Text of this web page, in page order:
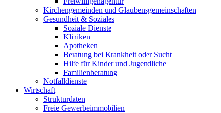
Kirchengemeinden und Glaubensgemeinschaften
Gesundheit & Soziales
Soziale Dienste
Kliniken
Apotheken
Beratung bei Krankheit oder Sucht
Hilfe für Kinder und Jugendliche
Familienberatung
Notfalldienste
Wirtschaft
Strukturdaten
Freie Gewerbeimmobilien